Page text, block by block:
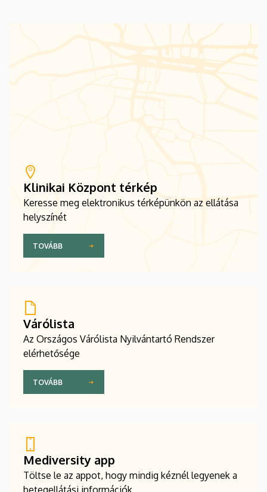
Klinikai Központ térkép
Keresse meg elektronikus térképünkön az ellátása
helyszínét
TOVÁBB
Várólista
Az Országos Várólista Nyilvántartó Rendszer
elérhetősége
TOVÁBB
Mediversity app
Töltse le az appot, hogy mindig kéznél legyenek a